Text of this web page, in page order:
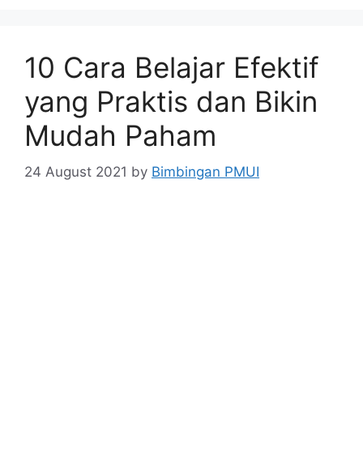
10 Cara Belajar Efektif
yang Praktis dan Bikin
Mudah Paham
24 August 2021 by Bimbingan PMUI